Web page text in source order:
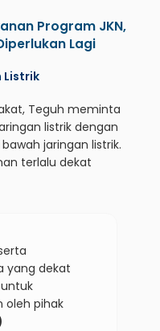
Program JKN,
Lagi
Listrik
Teguh meminta
listrik dengan
jaringan listrik.
terlalu dekat
yang dekat
oleh pihak